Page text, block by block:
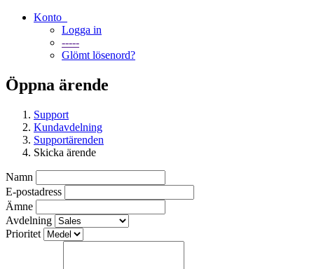
Konto
Logga in
-----
Glömt lösenord?
Öppna ärende
Support
Kundavdelning
Supportärenden
Skicka ärende
Namn
E-postadress
Ämne
Avdelning
Prioritet